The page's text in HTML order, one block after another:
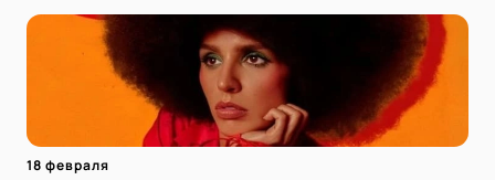
18 февраля